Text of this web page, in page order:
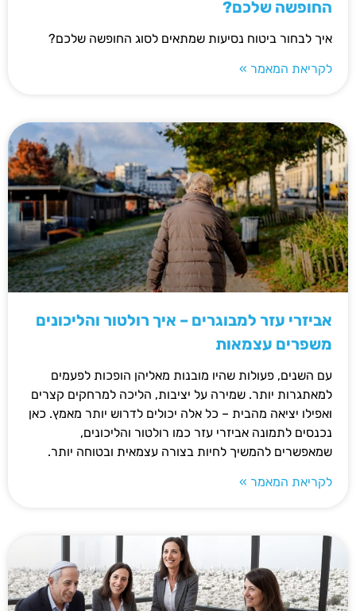
החופשה שלכם?
איך לבחור ביטוח נסיעות שמתאים לסוג החופשה שלכם?
לקריאת המאמר »
אביזרי עזר למבוגרים – איך רולטור והליכונים
משפרים עצמאות
עם השנים, פעולות שהיו מובנות מאליהן הופכות לפעמים
למאתגרות יותר. שמירה על יציבות, הליכה למרחקים קצרים
ואפילו יציאה מהבית – כל אלה יכולים לדרוש יותר מאמץ. כאן
נכנסים לתמונה אביזרי עזר כמו רולטור והליכונים,
שמאפשרים להמשיך לחיות בצורה עצמאית ובטוחה יותר.
לקריאת המאמר »